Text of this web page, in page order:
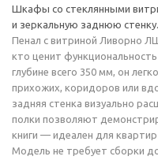
Шкафы со стеклянными
и зеркальную заднюю стенку.
Пенал с витриной Ливорно
кто ценит
глубине всего 350 мм, он
прихожих, коридоров или
задняя стенка визуально
полки позволяют
книги — идеален для
Модель не требует сборки